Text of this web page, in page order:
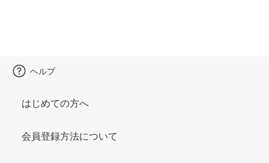
ヘルプ
はじめての方へ
会員登録方法について